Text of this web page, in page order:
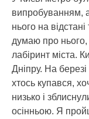
випробуванням,
нього на
думаю про нього,
лабіринт міста.
Дніпру. На
хтось купався,
низько і
осінньою. Я